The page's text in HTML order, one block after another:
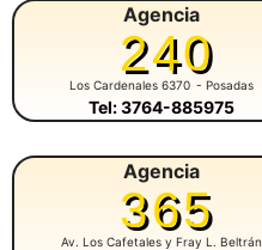
Agencia
240
Los Cardenales 6370 - Posadas
Tel: 3764-885975
Agencia
365
Av. Los Cafetales y Fray L. Beltrán